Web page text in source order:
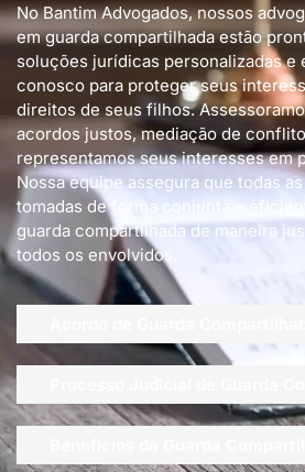
No Bantim Advogados, nossos
em guarda compartilhada estão
soluções jurídicas personalizadas e
conosco para proteger seus
direitos de seus filhos.
acordos justos, mediação de
representamos seus interesses em
Nossa equipe assegura que todas
tomadas de forma conjunta e
guarda compartilhada de maneira
todos os envolvidos.